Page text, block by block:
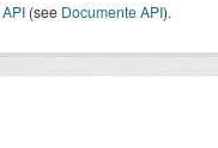
API (see Documente API).